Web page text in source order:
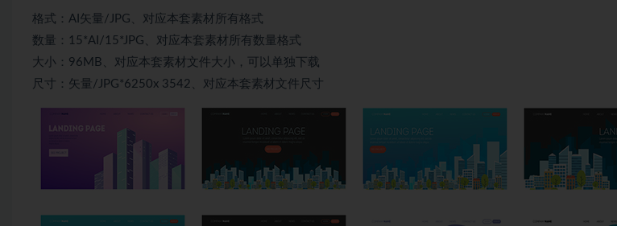
格式：AI矢量/JPG、对应本套素材所有格式
数量：15*AI/15*JPG、对应本套素材所有数量格式
大小：96MB、对应本套素材文件大小，可以单独下载
尺寸：矢量/JPG*6250x 3542、对应本套素材文件尺寸